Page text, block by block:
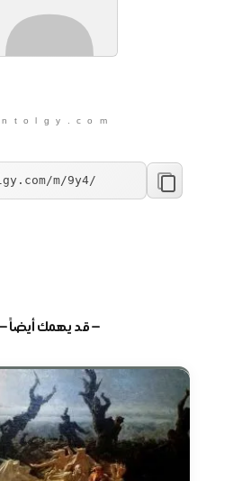
n t o l g y . c o m
— قد يهمك أيضاً —